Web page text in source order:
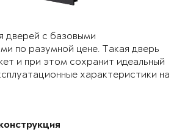
дверей с базовыми
по разумной цене. Такая дверь
и при этом сохранит идеальный
характеристики на